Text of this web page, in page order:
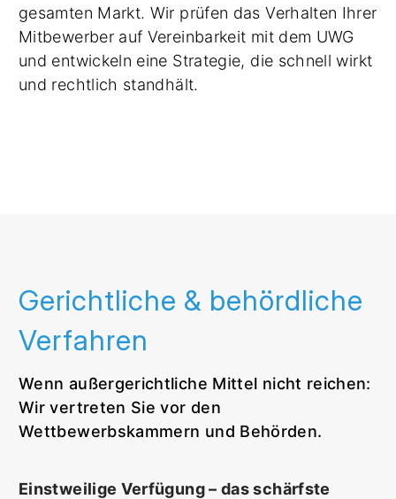
gesamten Markt. Wir prüfen das Verhalten Ihrer
Mitbewerber auf Vereinbarkeit mit dem UWG
und entwickeln eine Strategie, die schnell wirkt
und rechtlich standhält.
Gerichtliche & behördliche
Verfahren
Wenn außergerichtliche Mittel nicht reichen:
Wir vertreten Sie vor den
Wettbewerbskammern und Behörden.
Einstweilige Verfügung – das schärfste